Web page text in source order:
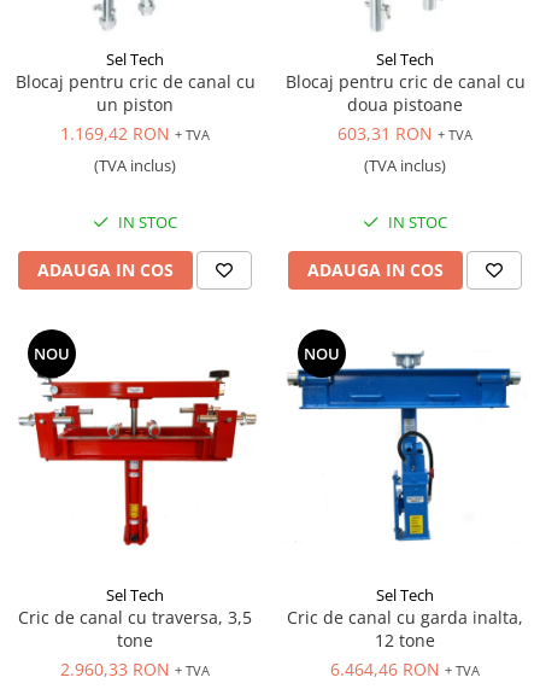
Sel Tech
Blocaj pentru cric de canal cu
un piston
1.169,42 RON + TVA
(TVA inclus)
IN STOC
ADAUGA IN COS
Sel Tech
Blocaj pentru cric de canal cu
doua pistoane
603,31 RON + TVA
(TVA inclus)
IN STOC
ADAUGA IN COS
NOU
Sel Tech
Cric de canal cu traversa, 3,5
tone
2.960,33 RON + TVA
NOU
Sel Tech
Cric de canal cu garda inalta,
12 tone
6.464,46 RON + TVA